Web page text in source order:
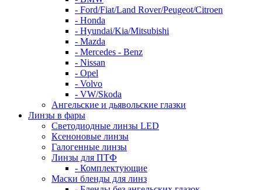
- Ford/Fiat/Land Rover/Peugeot/Citroen
- Honda
- Hyundai/Kia/Mitsubishi
- Mazda
- Mercedes - Benz
- Nissan
- Opel
- Volvo
- VW/Skoda
Ангельские и дьявольские глазки
Линзы в фары
Светодиодные линзы LED
Ксеноновые линзы
Галогенные линзы
Линзы для ПТФ
- Комплектующие
Маски бленды для линз